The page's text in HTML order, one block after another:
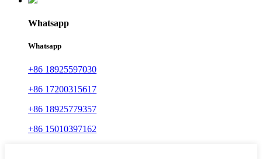
Whatsapp
Whatsapp
+86 18925597030
+86 17200315617
+86 18925779357
+86 15010397162